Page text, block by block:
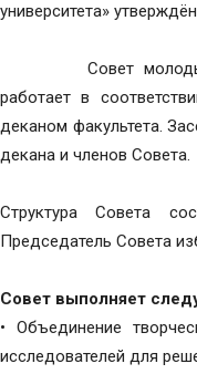
университета»
Совет молодых
работает в
деканом факультета.
декана и членов Совета.
Структура Совета
Председатель Совета
Совет выполняет
• Объединение
исследователей для